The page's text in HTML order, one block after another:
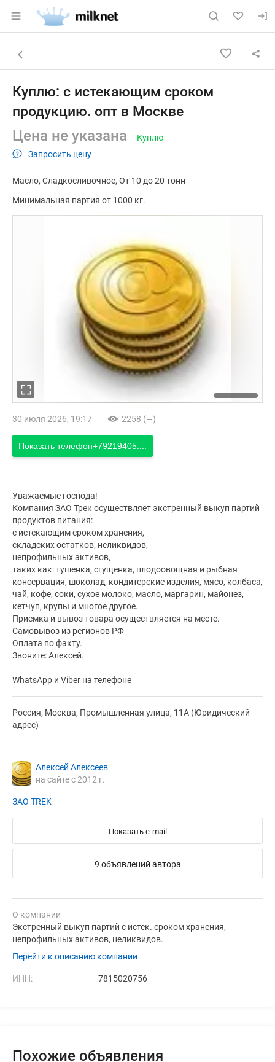
Раздел навигации по сайту milknet.ru
Объявление: Куплю: с
Навигация и управление объявлением
Назад к списку объявлений
Куплю: с истекающим сроком
продукцию. опт в Москве
Цена не указана
Запросить цену
Куплю
Масло Сладкосливочное От 10 до 20 тонн
Минимальная партия от 1000 кг.
30 июля 2026, 19:17 2258 (—)
Показать телефон+79219405....
Уважаемые господа!
Компания ЗАО Трек осуществляет экстренный выкуп партий
продуктов питания:
с истекающим сроком хранения,
складских остатков, неликвидов,
непрофильных активов,
таких как: тушенка, сгущенка, плодоовощная и рыбная
консервация, шоколад, кондитерские изделия, мясо, колбаса,
чай, кофе, соки, сухое молоко, масло, маргарин, майонез,
кетчуп, крупы и многое другое.
Приемка и вывоз товара осуществляется на месте.
Самовывоз из регионов РФ
Оплата по факту.
Звоните: Алексей.
WhatsApp и Viber на телефоне
Россия, Москва, Промышленная улица, 11А (Юридический
адрес)
Алексей Алексеев
на сайте с 2012 г.
ЗАО TREK
Показать e-mail
9 объявлений автора
О компании
Экстренный выкуп партий с истек. сроком хранения,
непрофильных активов, неликвидов.
Перейти к описанию компании
ИНН: 7815020756
Похожие объявления